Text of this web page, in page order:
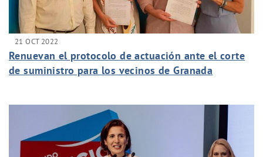
21 OCT 2022
Renuevan el protocolo de actuación ante el corte
de suministro para los vecinos de Granada